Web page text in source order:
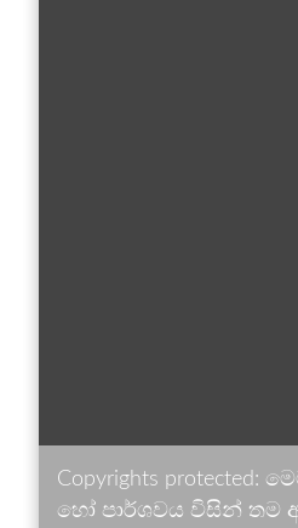
Copyrights
හෝ පාර්ශවය විසින් තම